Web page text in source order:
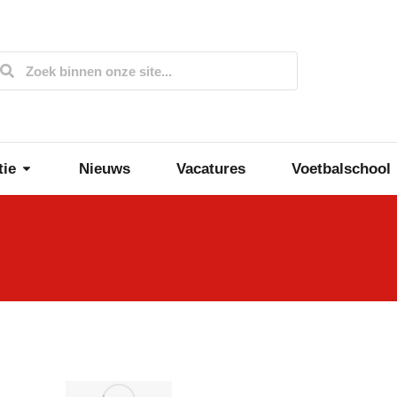
Nieuws Vacatures Voetbalschool